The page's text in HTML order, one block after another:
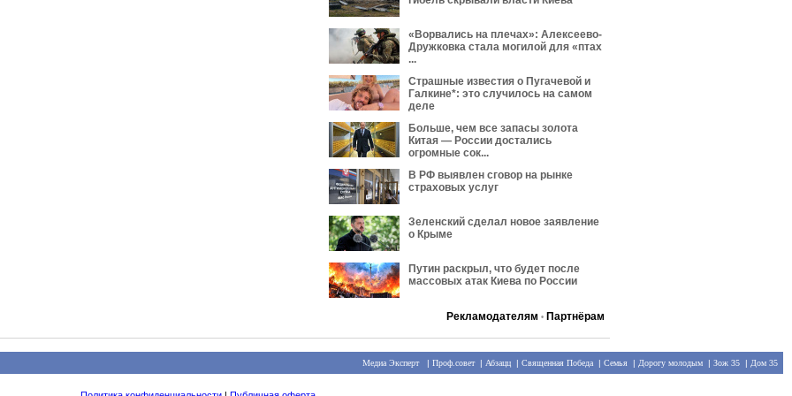
«Ворвались на плечах»: Алексеево-
Дружковка стала могилой для «птах
...
Страшные известия о Пугачевой и
Галкине*: это случилось на самом
деле
Больше, чем все запасы золота
Китая — России достались
огромные сок...
В РФ выявлен сговор на рынке
страховых услуг
Зеленский сделал новое заявление
о Крыме
Путин раскрыл, что будет после
массовых атак Киева по России
Рекламодателям • Партнёрам
Медиа Эксперт| Проф.совет| Абзацц | Священная Победа | Семья | Дорогу молодым | Зож 35 | Дом 35